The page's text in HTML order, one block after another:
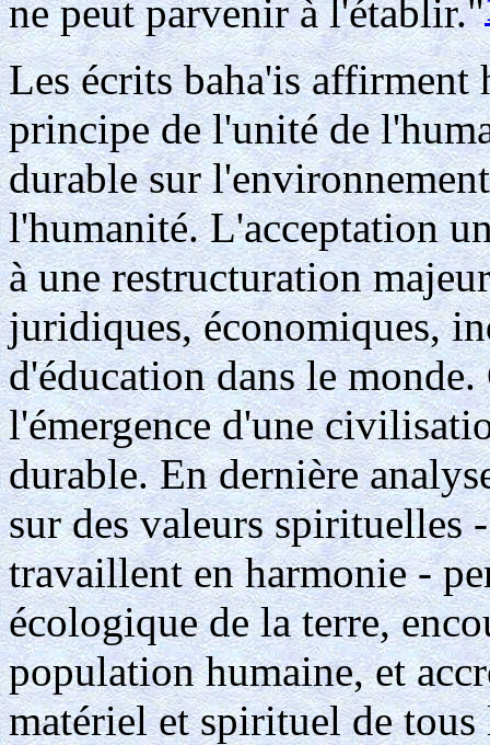
ne peut parvenir à l'établir."
Les écrits baha'is affirment
principe de l'unité de
durable sur
l'humanité. L'acceptation
à une restructuration
juridiques, économiques,
d'éducation dans le
l'émergence d'une
durable. En dernière
sur des valeurs spirituelles
travaillent en harmonie -
écologique de la terre,
population humaine, et
matériel et spirituel de tous